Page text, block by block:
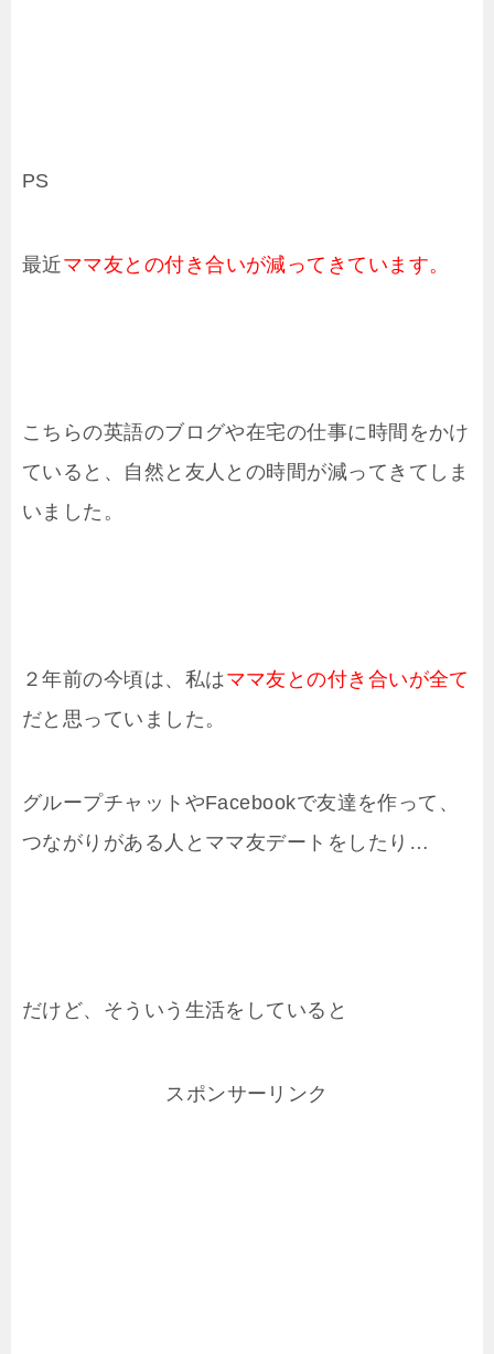
PS
最近ママ友との付き合いが減ってきています。
こちらの英語のブログや在宅の仕事に時間をかけ
ていると、自然と友人との時間が減ってきてしま
いました。
２年前の今頃は、私はママ友との付き合いが全て
だと思っていました。
グループチャットやFacebookで友達を作って、
つながりがある人とママ友デートをしたり…
だけど、そういう生活をしていると
スポンサーリンク